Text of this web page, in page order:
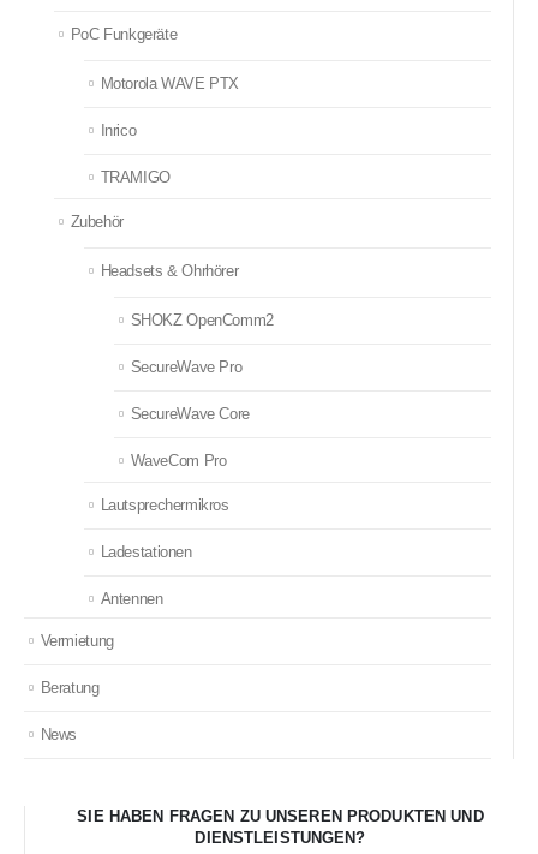
PoC Funkgeräte
Motorola WAVE PTX
Inrico
TRAMIGO
Zubehör
Headsets & Ohrhörer
SHOKZ OpenComm2
SecureWave Pro
SecureWave Core
WaveCom Pro
Lautsprechermikros
Ladestationen
Antennen
Vermietung
Beratung
News
SIE HABEN FRAGEN ZU UNSEREN PRODUKTEN UND
DIENSTLEISTUNGEN?